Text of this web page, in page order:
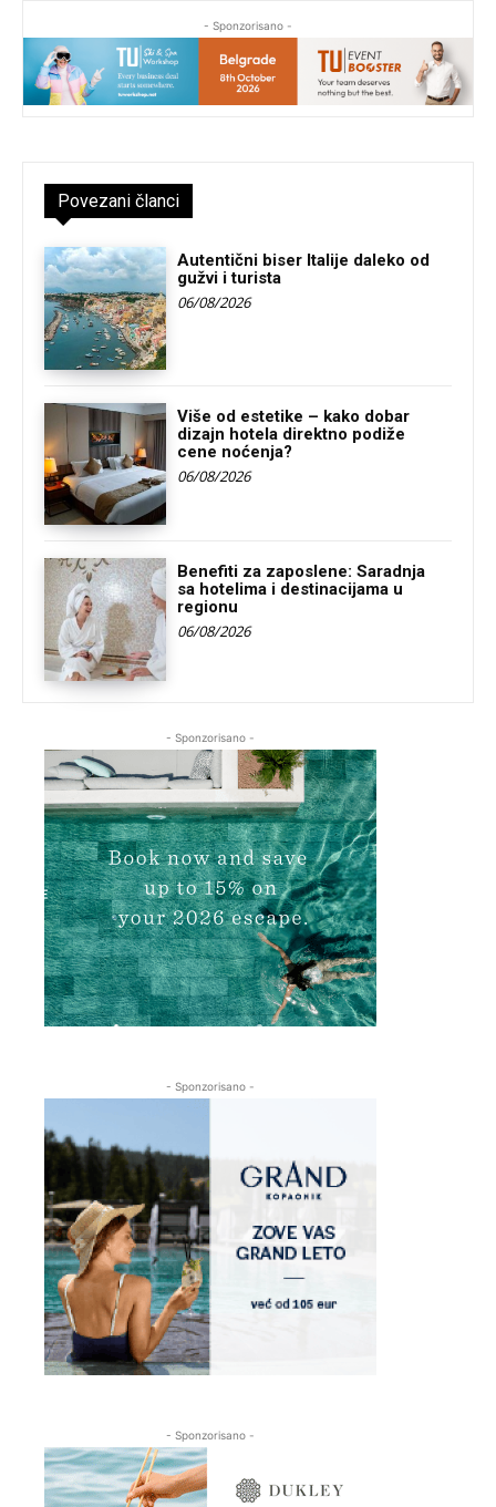
- Sponzorisano -
Povezani članci
Autentični biser Italije daleko od
gužvi i turista
06/08/2026
Više od estetike – kako dobar
dizajn hotela direktno podiže
cene noćenja?
06/08/2026
Benefiti za zaposlene: Saradnja
sa hotelima i destinacijama u
regionu
06/08/2026
- Sponzorisano -
- Sponzorisano -
- Sponzorisano -